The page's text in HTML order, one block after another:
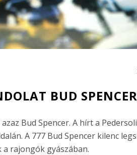
BUD
Bud Spencer. A hírt a
A 777 Bud Spencer kilenc
rajongók gyászában.